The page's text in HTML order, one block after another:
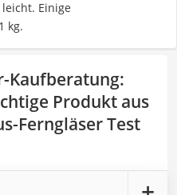
Einige
kg.
Kaufberatung:
Produkt aus
Ferngläser Test